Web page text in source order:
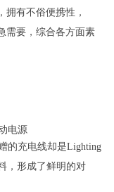
拥有不俗便携性，
需要，综合各方面素
的充电线却是Lighting
，形成了鲜明的对